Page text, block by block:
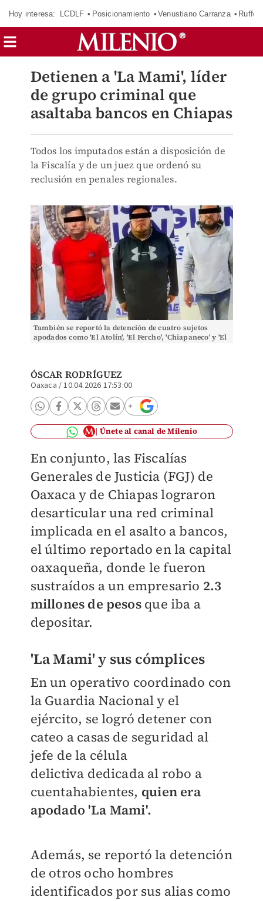
Hoy interesa: LCDLF Posicionamiento Venustiano Carranza Ruffo
Detienen a 'La Mami', líder
de grupo criminal que
asaltaba bancos en Chiapas
Todos los imputados están a disposición de
la Fiscalía y de un juez que ordenó su
reclusión en penales regionales.
También se reportó la detención de cuatro sujetos
apodados como 'El Atolín', 'El Fercho', 'Chiapaneco' y 'El
ÓSCAR RODRÍGUEZ
Oaxaca /10.04.2026 17:53:00
Únete al canal de Milenio
En conjunto, las Fiscalías
Generales de Justicia (FGJ) de
Oaxaca y de Chiapas lograron
desarticular una red criminal
implicada en el asalto a bancos,
el último reportado en la capital
oaxaqueña, donde le fueron
sustraídos a un empresario 2.3
millones de pesosque iba a
depositar.
'La Mami' y sus cómplices
En un operativo coordinado con
la Guardia Nacional y el
ejército, se logró detener con
cateo a casas de seguridad al
jefe de la célula
delictiva dedicada al robo a
cuentahabientes, quien era
apodado 'La Mami'.
Además, se reportó la detención
de otros ocho hombres
identificados por sus alias como